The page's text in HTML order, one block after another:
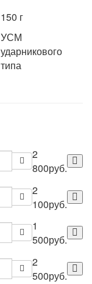
150 г
УСМ
ударникового
типа
2
800руб.
2
100руб.
1
500руб.
2
500руб.